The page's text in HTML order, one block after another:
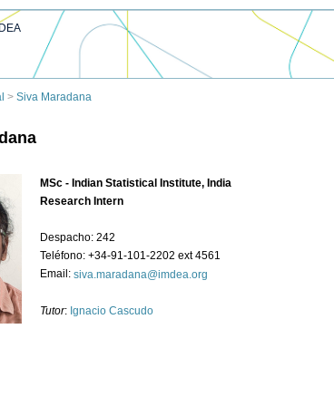
> Siva Maradana
MSc - Indian Statistical Institute, India
Research Intern
Despacho: 242
Teléfono: +34-91-101-2202 ext 4561
Email:
@
siva.maradana imdea.org
Tutor: Ignacio Cascudo